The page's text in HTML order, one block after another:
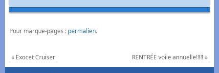
Pour marque-pages : permalien.
«Exocet Cruiser RENTRÉE voile annuelle!!!!!»